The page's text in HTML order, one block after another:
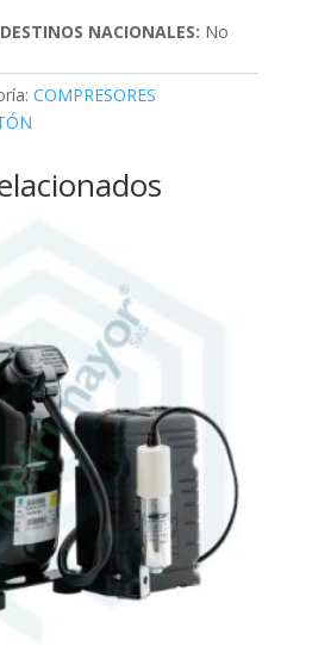
NACIONALES: No
COMPRESORES